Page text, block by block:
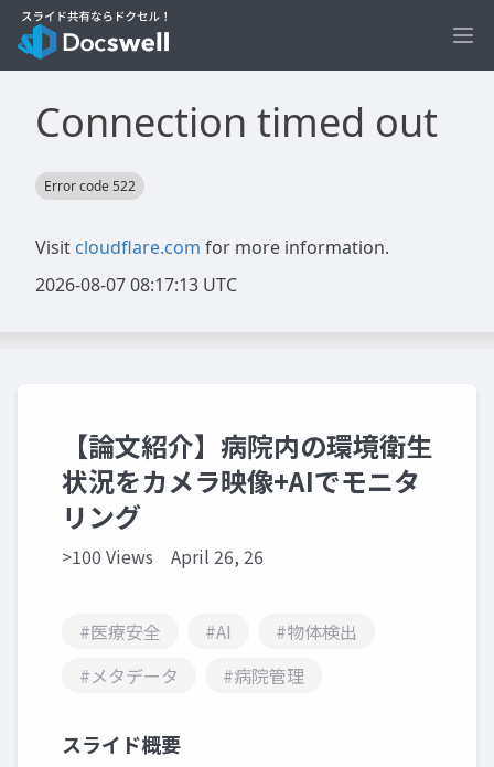
【論文紹介】病院内の環境衛生
状況をカメラ映像+AIでモニタ
リング
>100 Views April 26, 26
#医療安全 #AI
#物体検出
#メタデータ
#病院管理
スライド概要